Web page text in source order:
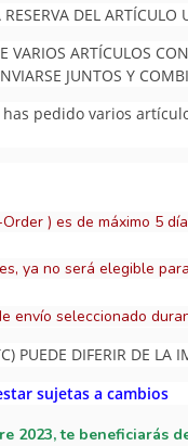
DEL
VARIOS ARTÍCULOS
JUNTOS Y
pedido varios
) es de máximo 5
ya no será elegible
envío seleccionado
PUEDE DIFERIR DE LA
sujetas a cambios
2023, te beneficiarás